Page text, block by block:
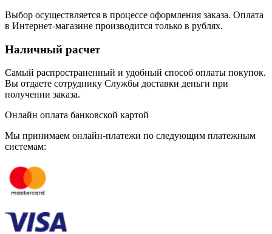
Выбор осуществляется в процессе оформления заказа. Оплата
в Интернет-магазине производится только в рублях.
Наличный расчет
Самый распространенный и удобный способ оплаты покупок.
Вы отдаете сотруднику Службы доставки деньги при
получении заказа.
Онлайн оплата банковской картой
Мы принимаем онлайн-платежи по cледующим платежным
системам: